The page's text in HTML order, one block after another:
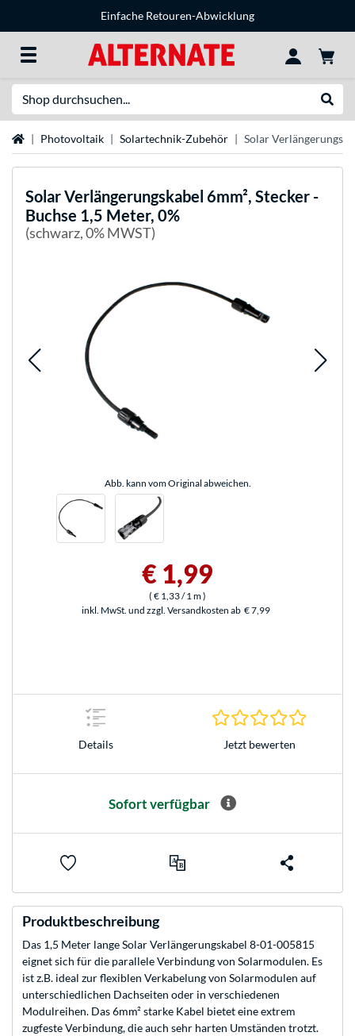
Einfache Retouren-Abwicklung
StartseitePhotovoltaik Solartechnik-Zubehör Solar
Solar Verlängerungskabel 6mm², Stecker -
Buchse 1,5 Meter, 0%
(schwarz, 0% MWST)
Abb. kann vom Original abweichen.
€ 1,99
( € 1,33/ 1 m)
inkl. MwSt. und zzgl. Versandkosten ab € 7,99
Details Jetzt bewerten
Sofort verfügbar
Produktbeschreibung
Das 1,5 Meter lange Solar Verlängerungskabel 8-01-005815
eignet sich für die parallele Verbindung von Solarmodulen. Es
ist z.B. ideal zur flexiblen Verkabelung von Solarmodulen auf
unterschiedlichen Dachseiten oder in verschiedenen
Modulreihen. Das 6mm² starke Kabel bietet eine extrem
zugfeste Verbindung, die auch sehr harten Umständen trotzt.